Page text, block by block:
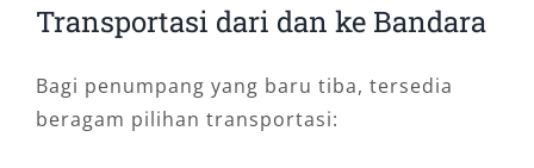
Transportasi dari dan ke Bandara
Bagi penumpang yang baru tiba, tersedia
beragam pilihan transportasi: